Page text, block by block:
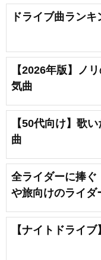
ドライブ曲ランキ
【2026年版】ノ
気曲
【50代向け】歌
曲
全ライダーに捧ぐ
や旅向けのライダ
【ナイトドライ